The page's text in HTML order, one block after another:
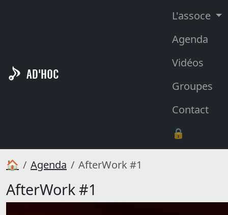
AD'HOC
L'assoce
Agenda
Vidéos
Groupes
Contact
🔒
🏠 Agenda AfterWork #1
AfterWork #1